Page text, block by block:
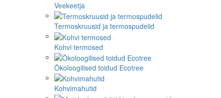
Veekeetja
Termoskruusid ja termospudelid
Kohvi termosed
Ökoloogilised toidud Ecotree
Kohvimahutid